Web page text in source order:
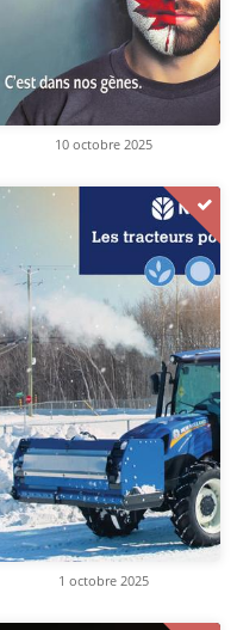
10 octobre 2025
1 octobre 2025